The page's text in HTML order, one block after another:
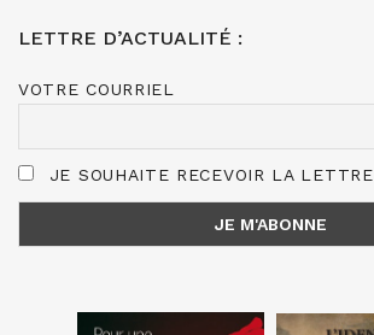
LETTRE D’ACTUALITÉ :
VOTRE COURRIEL
JE SOUHAITE RECEVOIR LA LETTRE